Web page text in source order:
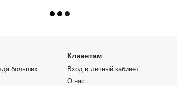
больших
Клиентам
Вход в личный кабинет
О нас